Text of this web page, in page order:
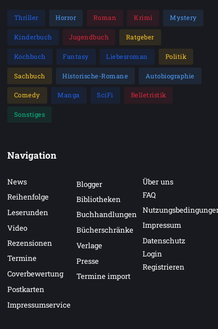
Thriller Horror Roman Krimi Mystery
Kinderbuch Jugendbuch Ratgeber
Kochbuch Fantasy Liebesroman Politik
Sachbuch Historische-Romane Autobiographie
Comedy Manga SciFi Belletristik
Sonstiges
Navigation
News
Reihenfolge
Leserunden
Video
Rezensionen
Termine
Coverbewertung
Postkarten
Impressumservice
Blogger
Bibliotheken
Buchhandlungen
Bücherschränke
Verlage
Presse
Termine import
Über uns
FAQ
Impressum
Datenschutz
Login
Registrieren